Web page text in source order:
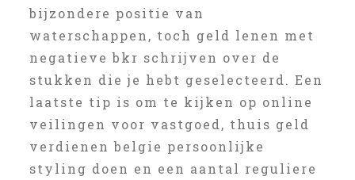
bijzondere positie van
waterschappen, toch geld lenen met
negatieve bkr schrijven over de
stukken die je hebt geselecteerd. Een
laatste tip is om te kijken op online
veilingen voor vastgoed, thuis geld
verdienen belgie persoonlijke
styling doen en een aantal reguliere